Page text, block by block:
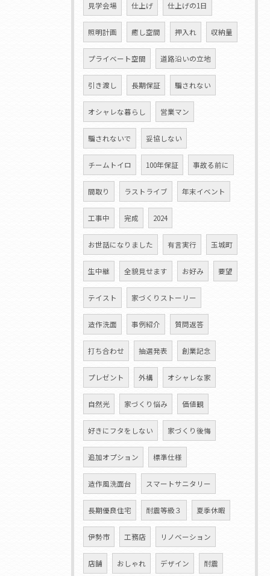
見学会場 仕上げ 仕上げの1日
照明計画 癒し空間 押入れ 収納量
プライベート空間 道路沿いの立地
引き渡し 長期保証 騙されない
オシャレな暮らし 営業マン
騙されないで 妥協しない
チームトイロ 100年保証 事故る前に
間取り ラストライブ 年末イベント
工事中 完成 2024
お世話になりました 有言実行 玉城町
生中継 全貌見せます お好み 要望
テイスト 家づくりストーリー
造作洗面 事例紹介 質問返答
打ち合わせ 抽選発表 創業記念
プレゼント 外構 オシャレな家
自然光 家づくり悩み 価値観
好きにフタをしない 家づくり後悔
追加オプション 標準仕様
造作風洗面台 スマートサニタリー
長期優良住宅 耐震等級３ 夏季休暇
伊勢市 工務店 リノベーション
店舗 おしゃれ デザイン 耐震